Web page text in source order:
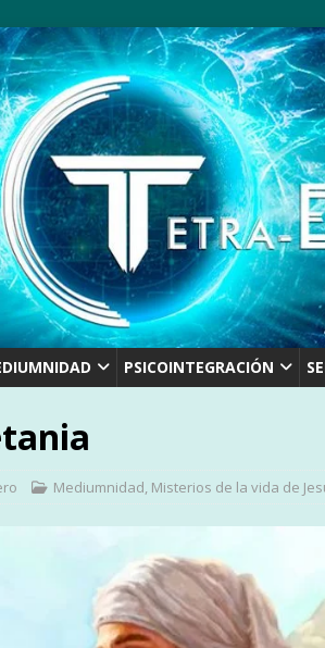
PSICOINTEGRACIÓN
Mediumnidad Misterios de la vida de